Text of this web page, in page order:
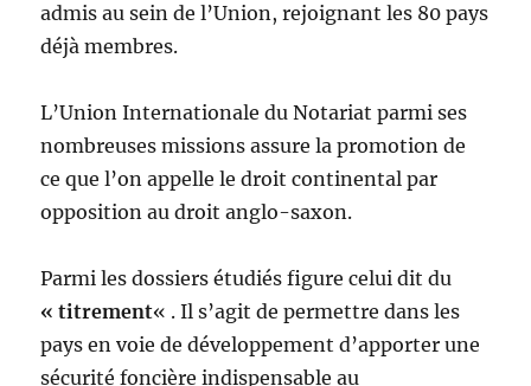
admis au sein de l’Union, rejoignant les 80 pays
déjà membres.
L’Union Internationale du Notariat parmi ses
nombreuses missions assure la promotion de
ce que l’on appelle le droit continental par
opposition au droit anglo-saxon.
Parmi les dossiers étudiés figure celui dit du
« titrement« . Il s’agit de permettre dans les
pays en voie de développement d’apporter une
sécurité foncière indispensable au